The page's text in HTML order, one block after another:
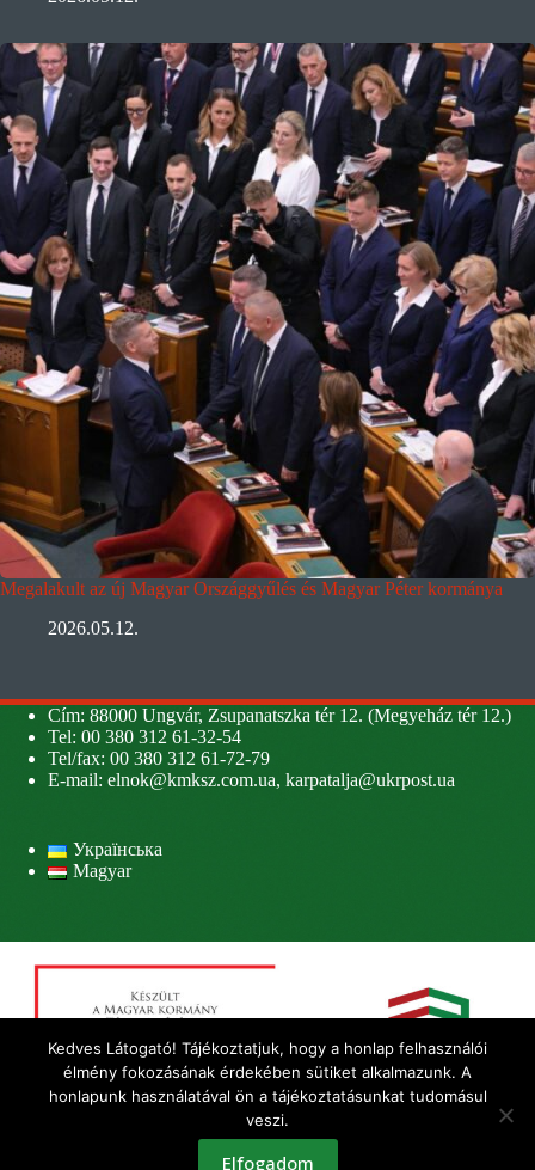
Megalakult az új Magyar Országgyűlés és Magyar Péter kormánya
2026.05.12.
Cím: 88000 Ungvár, Zsupanatszka tér 12. (Megyeház tér 12.)
Tel: 00 380 312 61-32-54
Tel/fax: 00 380 312 61-72-79
E-mail: elnok@kmksz.com.ua, karpatalja@ukrpost.ua
Українська
Magyar
Kedves Látogató! Tájékoztatjuk, hogy a honlap felhasználói
élmény fokozásának érdekében sütiket alkalmazunk. A
honlapunk használatával ön a tájékoztatásunkat tudomásul
veszi.
Elfogadom